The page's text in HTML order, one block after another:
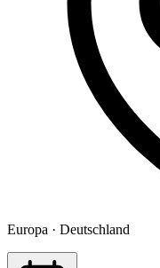
Europa · Deutschland